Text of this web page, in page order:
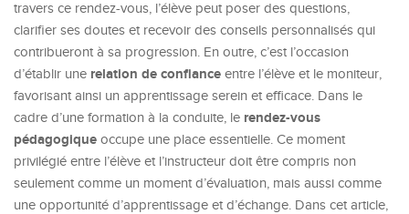
travers ce rendez-vous, l’élève peut poser des questions,
clarifier ses doutes et recevoir des conseils personnalisés qui
contribueront à sa progression. En outre, c’est l’occasion
d’établir une relation de confiance entre l’élève et le moniteur,
favorisant ainsi un apprentissage serein et efficace. Dans le
cadre d’une formation à la conduite, le rendez-vous
pédagogique occupe une place essentielle. Ce moment
privilégié entre l’élève et l’instructeur doit être compris non
seulement comme un moment d’évaluation, mais aussi comme
une opportunité d’apprentissage et d’échange. Dans cet article,